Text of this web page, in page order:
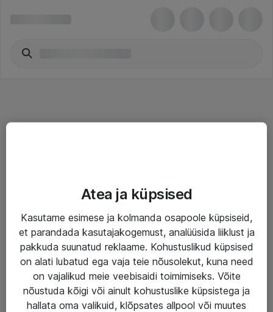
Haldusteenused
Garantii
Turva- ja nõrkvoolulahendused
AS ATEA
Atea ja küpsised
Kasutame esimese ja kolmanda osapoole küpsiseid,
et parandada kasutajakogemust, analüüsida liiklust ja
pakkuda suunatud reklaame. Kohustuslikud küpsised
on alati lubatud ega vaja teie nõusolekut, kuna need
on vajalikud meie veebisaidi toimimiseks. Võite
nõustuda kõigi või ainult kohustuslike küpsistega ja
hallata oma valikuid, klõpsates allpool või muutes